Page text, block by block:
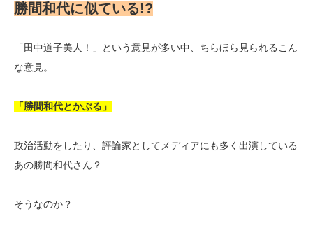
勝間和代に似ている!?
「田中道子美人！」という意見が多い中、ちらほら見られるこん
な意見。
「勝間和代とかぶる」
政治活動をしたり、評論家としてメディアにも多く出演している
あの勝間和代さん？
そうなのか？